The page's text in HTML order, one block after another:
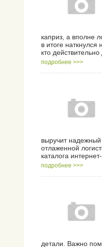
каприз, а вполне
в итоге
кто действительно
подробнее >>>
выручит
отлаженной
каталога
подробнее >>>
детали. Важно